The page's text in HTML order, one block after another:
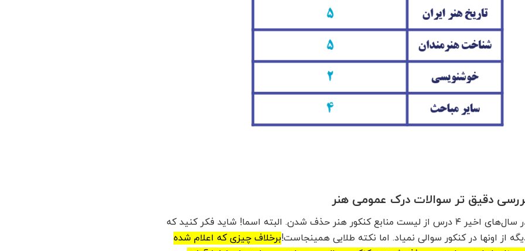
دقیق تر سوالات درک عمومی هنر
در سال‌های اخیر ۴ درس از لیست منابع کنکور هنر حذف شدن. البته اسما! شاید فکر کنید که
از اونها در کنکور سوالی نمیاد. اما نکته طلایی همینجاست!برخلاف چیزی که اعلام شده